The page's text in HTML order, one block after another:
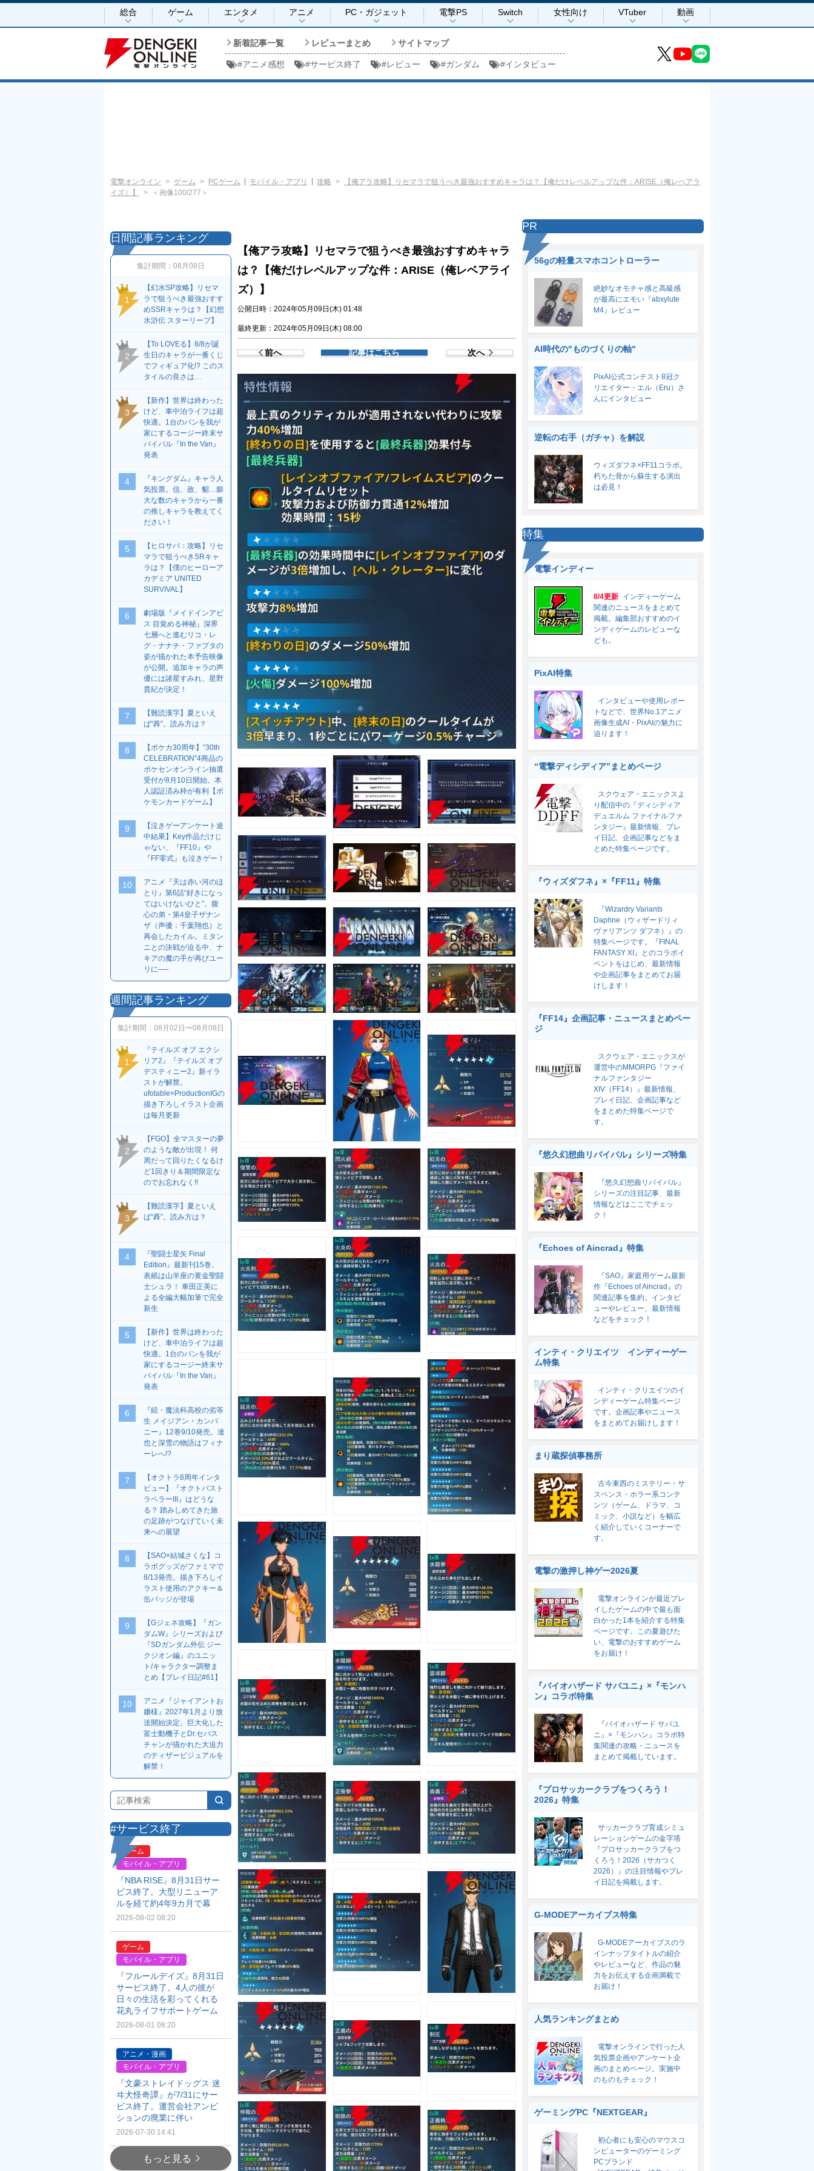
総合 ゲーム エンタメ アニメ PC・ガジェット 電撃PS Switch 女性向け VTuber 動画
新着記事一覧 レビューまとめ サイトマップ
#アニメ感想 #サービス終了 #レビュー #ガンダム #インタビュー
電撃オンライン ゲーム PCゲーム モバイル・アプリ 攻略
【俺アラ攻略】リセマラで狙うべき最強おすすめキャラは？【俺だけレベルアップな件：ARISE（俺レベアラ
イズ）】
＜画像100/277＞
【俺アラ攻略】リセマラで狙うべき最強おすすめキャラ
は？【俺だけレベルアップな件：ARISE（俺レベアライ
ズ）】
公開日時：2024年05月09日(木) 01:48
最終更新：2024年05月09日(木) 08:00
前へ 記事はこちら 次へ
日間記事ランキング
集計期間： 08月08日
1
【幻水SP攻略】リセマ
ラで狙うべき最強おすす
めSSRキャラは？【幻想
水滸伝 スターリープ】
2
【To LOVEる】8/8が誕
生日のキャラが一番くじ
でフィギュア化!? このス
タイルの良さは…
3
【新作】世界は終わった
けど、車中泊ライフは超
快適。1台のバンを我が
家にするコージー終末サ
バイバル『In the Van』
発表
4
『キングダム』キャラ人
気投票。信、政、貂…膨
大な数のキャラから一番
の推しキャラを教えてく
ださい！
5
【ヒロサバ：攻略】リセ
マラで狙うべきSRキャ
ラは？【僕のヒーローア
カデミア UNITED
SURVIVAL】
6
劇場版『メイドインアビ
ス 目覚める神秘』深界
七層へと進むリコ・レ
グ・ナナチ・ファプタの
姿が描かれた本予告映像
が公開。追加キャラの声
優には諸星すみれ、星野
貴紀が決定！
7
【難読漢字】夏といえ
ば“蕣”。読み方は？
8
【ポケカ30周年】“30th
CELEBRATION”4商品の
ポケセンオンライン抽選
受付が8月10日開始。本
人認証済み枠が有利【ポ
ケモンカードゲーム】
9
【泣きゲーアンケート途
中結果】Key作品だけじ
ゃない、『FF10』や
『FF零式』も泣きゲー！
10
アニメ『天は赤い河のほ
とり』第6話“好きになっ
てはいけないひと”。腹
心の弟・第4皇子ザナン
ザ（声優：千葉翔也）と
再会したカイル。ミタン
ニとの決戦が迫る中、ナ
キアの魔の手が再びユー
リに──
週間記事ランキング
集計期間： 08月02日〜08月08日
1
『テイルズ オブ エクシ
リア2』『テイルズ オブ
デスティニー2』新イラ
ストが解禁。
ufotable×ProductionIGの
描き下ろしイラスト企画
は毎月更新
2
【FGO】全マスターの夢
のような敵が出現！ 何
周だって回りたくなるけ
ど1回きり＆期間限定な
のでお忘れなく!!
3
【難読漢字】夏といえ
ば“蕣”。読み方は？
4
『聖闘士星矢 Final
Edition』最新刊15巻。
表紙は山羊座の黄金聖闘
士シュラ！ 車田正美に
よる全編大幅加筆で完全
新生
5
【新作】世界は終わった
けど、車中泊ライフは超
快適。1台のバンを我が
家にするコージー終末サ
バイバル『In the Van』
発表
6
『続・魔法科高校の劣等
生 メイジアン・カンパ
ニー』12巻9/10発売。達
也と深雪の物語はフィナ
ーレへ!?
7
【オクトラ8周年インタ
ビュー】『オクトパスト
ラベラーIII』はどうな
る？ 踏みしめてきた旅
の足跡がつなげていく未
来への展望
8
【SAO×結城さくな】コ
ラボグッズがファミマで
8/13発売。描き下ろしイ
ラスト使用のアクキー＆
缶バッジが登場
9
【Gジェネ攻略】『ガン
ダムW』シリーズおよび
『SDガンダム外伝 ジー
クジオン編』のユニッ
ト/キャラクター調整ま
とめ【プレイ日記#61】
10
アニメ『ジャイアントお
嬢様』2027年1月より放
送開始決定。巨大化した
富士動機子とDr.セバス
チャンが描かれた大迫力
のティザービジュアルを
解禁！
#サービス終了
ゲーム
モバイル・アプリ
『NBA RISE』8月31日サー
ビス終了。大型リニューア
ルを経て約4年9カ月で幕
2026-08-02 08:20
ゲーム
モバイル・アプリ
『フルールデイズ』8月31日
サービス終了。4人の彼が
日々の生活を彩ってくれる
花丸ライフサポートゲーム
2026-08-01 08:20
アニメ・漫画
モバイル・アプリ
『文豪ストレイドッグス 迷
ヰ犬怪奇譚』が7/31にサー
ビス終了。運営会社アンビ
ションの廃業に伴い
2026-07-30 14:41
もっと見る
PR
56gの軽量スマホコントローラー
絶妙なオモチャ感と高級感
が最高にエモい『abxylute
M4』レビュー
AI時代の"ものづくりの軸"
PixAI公式コンテスト8冠ク
リエイター・エル（Eru）さ
んにインタビュー
逆転の右手（ガチャ）を解説
ウィズダフネ×FF11コラボ。
朽ちた骨から蘇生する演出
は必見！
特集
電撃インディー
8/4更新 インディーゲーム
関連のニュースをまとめて
掲載。編集部おすすめのイ
ンディゲームのレビューな
ども。
PixAI特集
インタビューや使用レポー
トなどで、世界No.1アニメ
画像生成AI・PixAIの魅力に
迫ります！
“電撃ディシディア”まとめページ
スクウェア・エニックスよ
り配信中の『ディシディア
デュエルム ファイナルファ
ンタジー』最新情報、プレ
イ日記、企画記事などをま
とめた特集ページです。
『ウィズダフネ』×『FF11』特集
『Wizardry Variants
Daphne（ウィザードリィ
ヴァリアンツ ダフネ）』の
特集ページです。『FINAL
FANTASY XI』とのコラボイ
ベントをはじめ、最新情報
や企画記事をまとめてお届
けします！
『FF14』企画記事・ニュースまとめペー
ジ
スクウェア・エニックスが
運営中のMMORPG『ファイ
ナルファンタジー
XIV（FF14）』最新情報、
プレイ日記、企画記事など
をまとめた特集ページで
す。
『悠久幻想曲リバイバル』シリーズ特集
『悠久幻想曲リバイバル』
シリーズの注目記事、最新
情報などはここでチェッ
ク！
『Echoes of Aincrad』特集
『SAO』家庭用ゲーム最新
作『Echoes of Aincrad』の
関連記事を集約。インタビ
ューやレビュー、最新情報
などをチェック！
インティ・クリエイツ インディーゲー
ム特集
インティ・クリエイツのイ
ンディーゲーム特集ページ
です。企画記事やニュース
をまとめてお届けします！
まり蔵探偵事務所
古今東西のミステリー・サ
スペンス・ホラー系コンテ
ンツ（ゲーム、ドラマ、コ
ミック、小説など）を幅広
く紹介していくコーナーで
す。
電撃の激押し神ゲー2026夏
電撃オンラインが最近プレ
イしたゲームの中で最も面
白かった1本を紹介する特集
ページです。この夏遊びた
い、電撃のおすすめゲーム
をお届け！
『バイオハザード サバユニ』×『モンハ
ン』コラボ特集
『バイオハザード サバユ
ニ』×『モンハン』コラボ特
集関連の攻略・ニュースを
まとめて掲載しています。
『プロサッカークラブをつくろう！
2026』特集
サッカークラブ育成シミュ
レーションゲームの金字塔
『プロサッカークラブをつ
くろう！2026（サカつく
2026）』の注目情報やプレ
イ日記を掲載します。
G-MODEアーカイブス特集
G-MODEアーカイブスのラ
インナップタイトルの紹介
やレビューなど、作品の魅
力をお伝えする企画満載で
お届け！
人気ランキングまとめ
電撃オンラインで行った人
気投票企画やアンケート企
画のまとめページ。実施中
のものもチェック！
ゲーミングPC『NEXTGEAR』
初心者にも安心のマウスコ
ンピューターのゲーミング
PCブランド